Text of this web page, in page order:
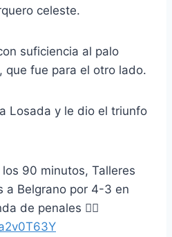
celeste.
suficiencia al palo
que fue para el otro lado.
Losada y le dio el triunfo
90 minutos, Talleres
a Belgrano por 4-3 en
de penales 👇🏼